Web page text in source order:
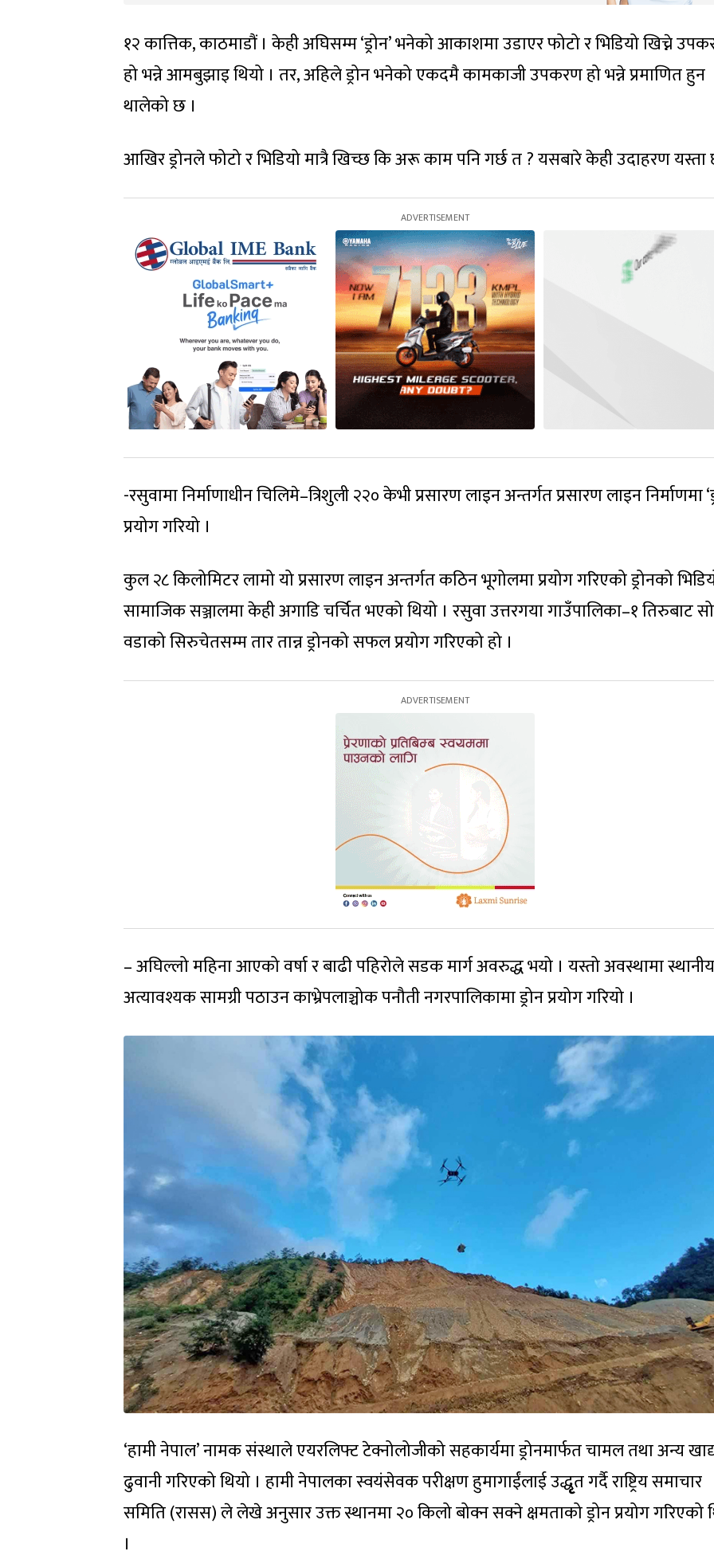
१२ कात्तिक, काठमाडौं । केही अघिसम्म ‘ड्रोन’ भनेको आकाशमा उडाएर फोटो र भिडियो खिच्ने
हो भन्ने आमबुझाइ थियो । तर, अहिले ड्रोन भनेको एकदमै कामकाजी उपकरण हो भन्ने प्रमाणित हुन
थालेको छ ।
आखिर ड्रोनले फोटो र भिडियो मात्रै खिच्छ कि अरू काम पनि गर्छ त ? यसबारे केही उदाहरण
-रसुवामा निर्माणाधीन चिलिमे–त्रिशुली २२० केभी प्रसारण लाइन अन्तर्गत प्रसारण लाइन निर्माणमा
प्रयोग गरियो ।
कुल २८ किलोमिटर लामो यो प्रसारण लाइन अन्तर्गत कठिन भूगोलमा प्रयोग गरिएको ड्रोनको
सामाजिक सञ्जालमा केही अगाडि चर्चित भएको थियो । रसुवा उत्तरगया गाउँपालिका–१ तिरुबाट
वडाको सिरुचेतसम्म तार तान्न ड्रोनको सफल प्रयोग गरिएको हो ।
– अघिल्लो महिना आएको वर्षा र बाढी पहिरोले सडक मार्ग अवरुद्ध भयो । यस्तो अवस्थामा
अत्यावश्यक सामग्री पठाउन काभ्रेपलाञ्चोक पनौती नगरपालिकामा ड्रोन प्रयोग गरियो ।
‘हामी नेपाल’ नामक संस्थाले एयरलिफ्ट टेक्नोलोजीको सहकार्यमा ड्रोनमार्फत चामल तथा अन्य
ढुवानी गरिएको थियो । हामी नेपालका स्वयंसेवक परीक्षण हुमागाईंलाई उद्धृृत गर्दै राष्ट्रिय समाचार
समिति (रासस) ले लेखे अनुसार उक्त स्थानमा २० किलो बोक्न सक्ने क्षमताको ड्रोन प्रयोग गरिएको
।